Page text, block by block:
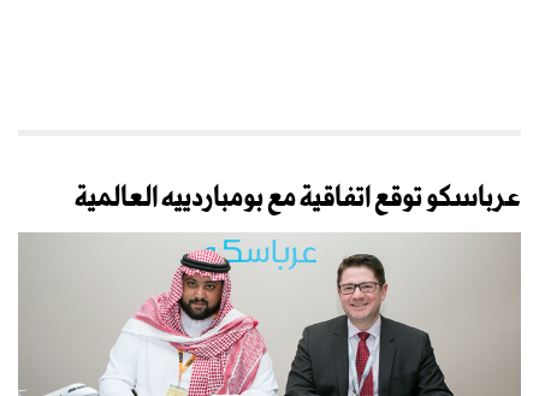
عرباسكو توقع اتفاقية مع بومباردييه العالمية